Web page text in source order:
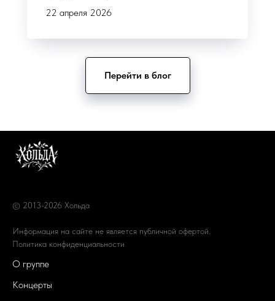
22 апреля 2026
Перейти в блог
© 2013-2026 Хольда
Информация на сайте не является публичной офертой.
Политика конфиденциальности
О группе
Концерты